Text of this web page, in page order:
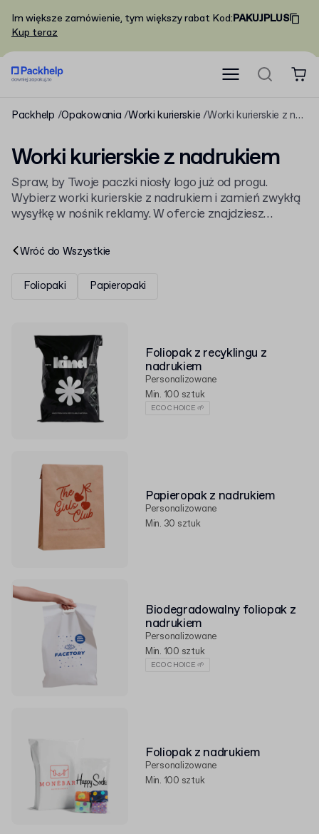
Im większe zamówienie, tym większy rabat Kod:PAKUJPLUS
Kup teraz
Packhelp Opakowania Worki kurierskie Worki kurierskie z nadrukiem
Worki kurierskie z nadrukiem
Spraw, by Twoje paczki niosły logo już od progu.
Wybierz worki kurierskie z nadrukiem i zamień zwykłą
wysyłkę w nośnik reklamy. W ofercie znajdziesz
samodzielnie pod swoją markę.
Wróć do Wszystkie
Foliopaki Papieropaki
Foliopak z recyklingu z
nadrukiem
Personalizowane
Min. 100 sztuk
ECO CHOICE 🌱
Papieropak z nadrukiem
Personalizowane
Min. 30 sztuk
Biodegradowalny foliopak z
nadrukiem
Personalizowane
Min. 100 sztuk
ECO CHOICE 🌱
Foliopak z nadrukiem
Personalizowane
Min. 100 sztuk